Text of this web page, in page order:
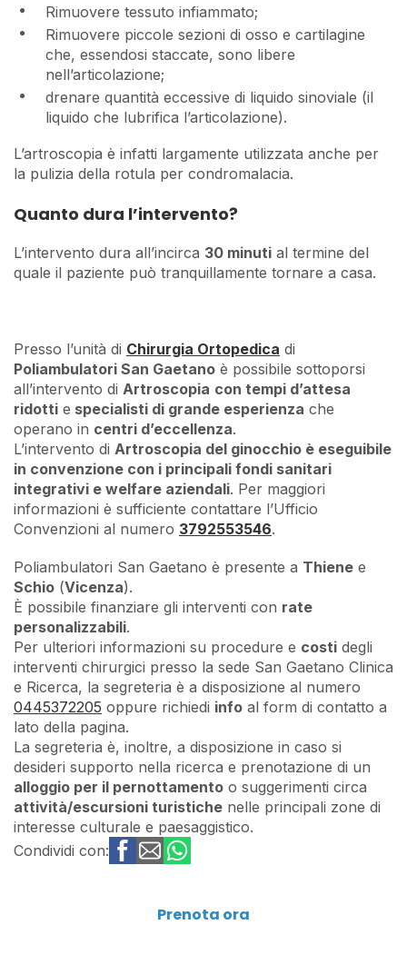
Rimuovere tessuto infiammato;
Rimuovere piccole sezioni di osso e cartilagine
che, essendosi staccate, sono libere
nell’articolazione;
drenare quantità eccessive di liquido sinoviale (il
liquido che lubrifica l’articolazione).
L’artroscopia è infatti largamente utilizzata anche per
la pulizia della rotula per condromalacia.
Quanto dura l’intervento?
L’intervento dura all’incirca 30 minuti al termine del
quale il paziente può tranquillamente tornare a casa.
Presso l’unità di Chirurgia Ortopedica di
Poliambulatori San Gaetano è possibile sottoporsi
all’intervento di Artroscopia con tempi d’attesa
ridotti e specialisti di grande esperienza che
operano in centri d’eccellenza.
L’intervento di Artroscopia del ginocchio è eseguibile
in convenzione con i principali fondi sanitari
integrativi e welfare aziendali. Per maggiori
informazioni è sufficiente contattare l’Ufficio
Convenzioni al numero 3792553546.
Poliambulatori San Gaetano è presente a Thiene e
Schio (Vicenza).
È possibile finanziare gli interventi con rate
personalizzabili.
Per ulteriori informazioni su procedure e costi degli
interventi chirurgici presso la sede San Gaetano Clinica
e Ricerca, la segreteria è a disposizione al numero
0445372205 oppure richiedi info al form di contatto a
lato della pagina.
La segreteria è, inoltre, a disposizione in caso si
desideri supporto nella ricerca e prenotazione di un
alloggio per il pernottamento o suggerimenti circa
attività/escursioni turistiche nelle principali zone di
interesse culturale e paesaggistico.
Condividi con:
Prenota ora